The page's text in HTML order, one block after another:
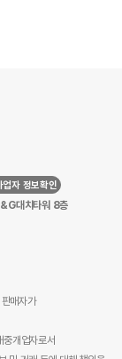
업자 정보확인
대치타워 8층
매자가
개업자로서